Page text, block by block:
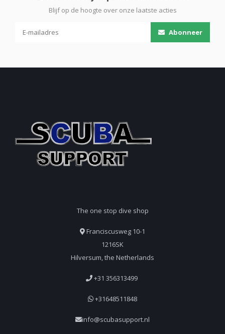
Blijf op de hoogte over onze laatste acties
Abonneer
The one stop dive shop
Franciscusweg 10-1
1216SK
Hilversum, the Netherlands
+31 356313499
+31648511848
info@scubasupport.nl